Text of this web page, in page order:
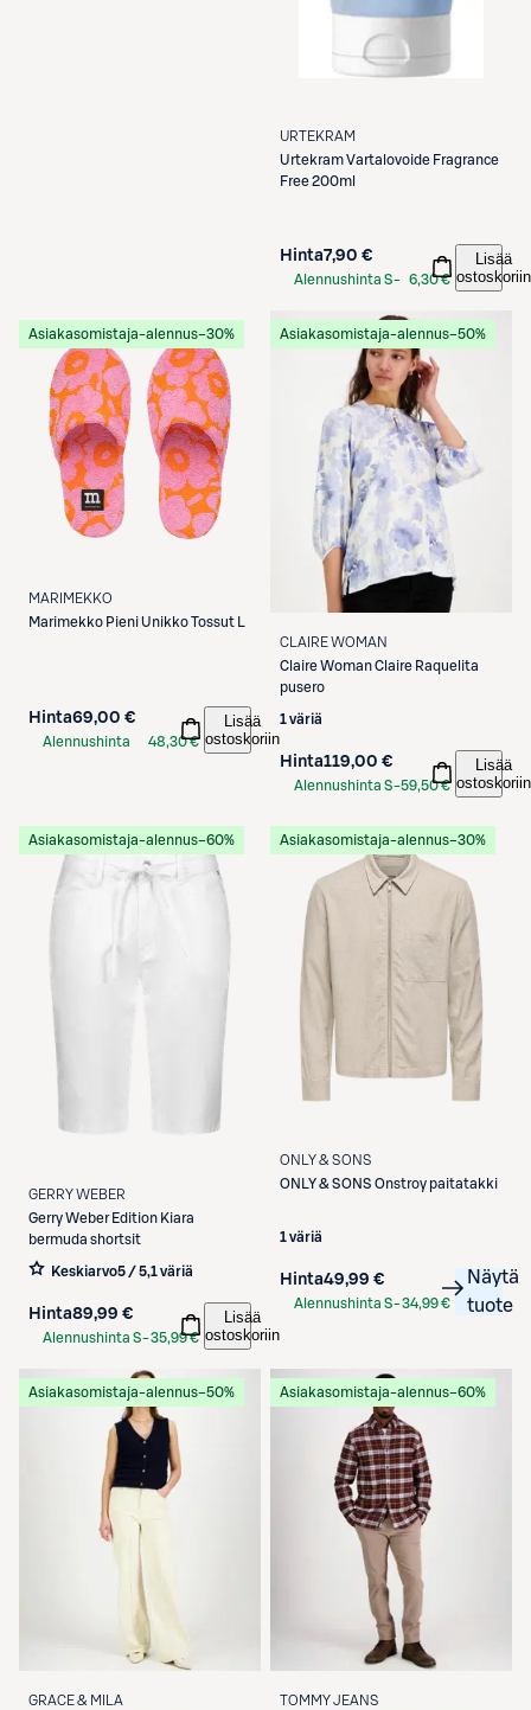
URTEKRAM
UrtekramVartalovoide Fragrance
Free 200ml
Hinta7,90 €
Alennushinta S- 6,30 €
Lisää
ostoskoriin
Asiakasomistaja-alennus−30%
MARIMEKKO
Marimekko Pieni Unikko Tossut L
Hinta69,00 €
Alennushinta
48,30 €
Lisää
ostoskoriin
Asiakasomistaja-alennus−50%
CLAIRE WOMAN
Claire WomanClaire Raquelita
pusero
1 väriä
Hinta119,00 €
Alennushinta S-59,50 €
Lisää
ostoskoriin
Asiakasomistaja-alennus−60%
GERRY WEBER
Gerry Weber Edition Kiara
bermuda shortsit
Keskiarvo5 / 5,1 väriä
Hinta89,99 €
Alennushinta S-35,99 €
Lisää
ostoskoriin
Asiakasomistaja-alennus−30%
ONLY & SONS
ONLY & SONS Onstroy paitatakki
1 väriä
Hinta49,99 €
Alennushinta S-34,99 €
Näytä
tuote
Asiakasomistaja-alennus−50%
GRACE & MILA
Asiakasomistaja-alennus−60%
TOMMY JEANS